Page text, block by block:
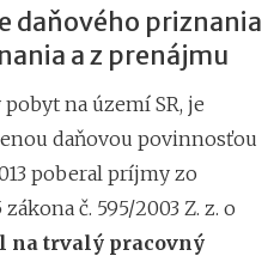
daňového priznania
a z prenájmu
na území SR, je
daňovou povinnosťou
poberal príjmy zo
č. 595/2003 Z. z. o
na trvalý pracovný